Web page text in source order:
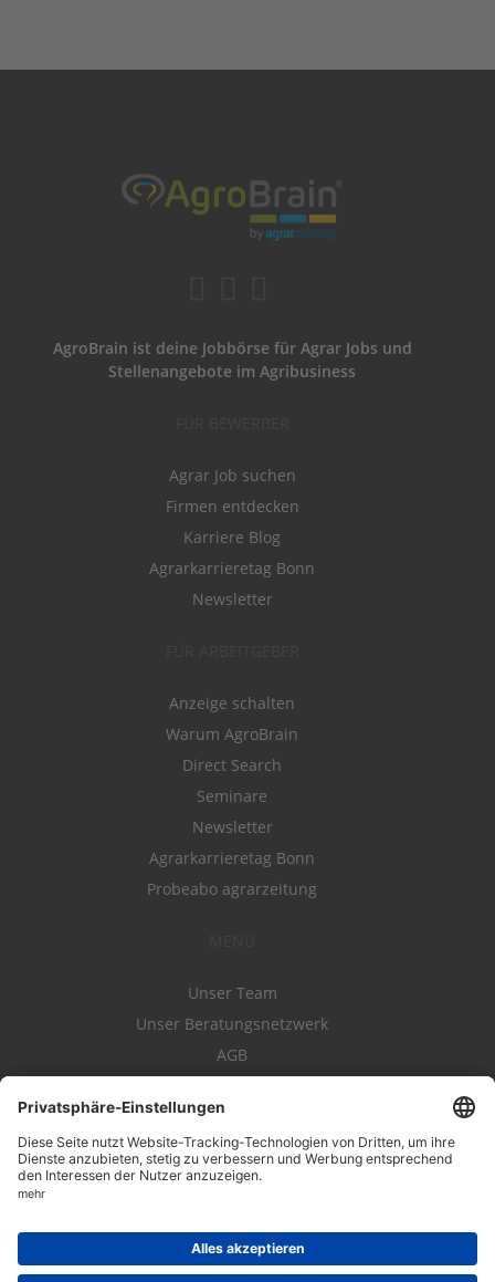
AgroBrain ist deine Jobbörse für Agrar Jobs und
Stellenangebote im Agribusiness
Agrar Job suchen
Firmen entdecken
Karriere Blog
Agrarkarrieretag Bonn
Newsletter
Anzeige schalten
Warum AgroBrain
Direct Search
Seminare
Newsletter
Agrarkarrieretag Bonn
Probeabo agrarzeitung
Unser Team
Unser Beratungsnetzwerk
AGB
Datenschutz
Impressum
Kontakt